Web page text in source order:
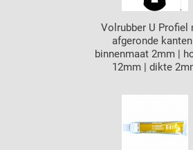
Volrubber U Profiel
afgeronde
binnenmaat 2mm |
12mm | dikte